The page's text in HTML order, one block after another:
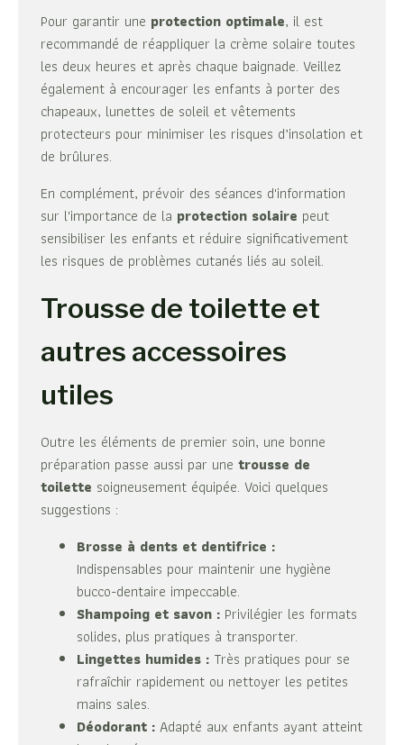
Pour garantir une protection optimale, il est
recommandé de réappliquer la crème solaire toutes
les deux heures et après chaque baignade. Veillez
également à encourager les enfants à porter des
chapeaux, lunettes de soleil et vêtements
protecteurs pour minimiser les risques d’insolation et
de brûlures.
En complément, prévoir des séances d'information
sur l'importance de la protection solaire peut
sensibiliser les enfants et réduire significativement
les risques de problèmes cutanés liés au soleil.
Trousse de toilette et
autres accessoires
utiles
Outre les éléments de premier soin, une bonne
préparation passe aussi par une trousse de
toilette soigneusement équipée. Voici quelques
suggestions :
Brosse à dents et dentifrice :
Indispensables pour maintenir une hygiène
bucco-dentaire impeccable.
Shampoing et savon : Privilégier les formats
solides, plus pratiques à transporter.
Lingettes humides : Très pratiques pour se
rafraîchir rapidement ou nettoyer les petites
mains sales.
Déodorant : Adapté aux enfants ayant atteint